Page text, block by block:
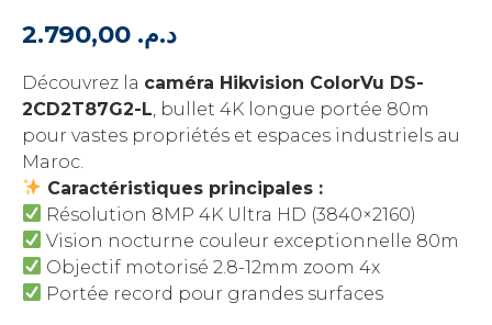
د.م.
Découvrez la caméra Hikvision ColorVu DS-
2CD2T87G2-L, bullet 4K longue portée 80m
pour vastes propriétés et espaces industriels au
Maroc.
Caractéristiques principales :
Résolution 8MP 4K Ultra HD (3840×2160)
Vision nocturne couleur exceptionnelle 80m
Objectif motorisé 2.8-12mm zoom 4x
Portée record pour grandes surfaces